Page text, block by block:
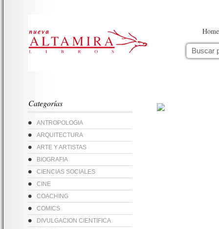
Home
Categorías
ANTROPOLOGIA
ARQUITECTURA
ARTE Y ARTISTAS
BIOGRAFIA
CIENCIAS SOCIALES
CINE
COACHING
COMICS
DIVULGACION CIENTIFICA